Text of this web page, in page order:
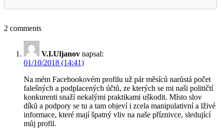
2 comments
V.I.Uljanov napsal:
01/10/2018 (14:41)
Na mém Facebookovém profilu už pár měsíců narůstá počet
falešných a podplacených účtů, ze kterých se mi naši političtí
konkurenti snaží nekalými praktikami uškodit. Místo slov
díků a podpory se tu a tam objeví i zcela manipulativní a lživé
informace, které mají špatný vliv na naše příznivce, sledující
můj profil.